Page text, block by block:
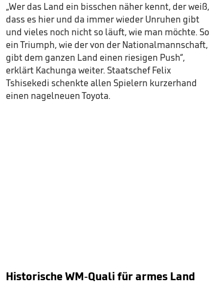
„Wer das Land ein bisschen näher kennt, der weiß,
dass es hier und da immer wieder Unruhen gibt
und vieles noch nicht so läuft, wie man möchte. So
ein Triumph, wie der von der Nationalmannschaft,
gibt dem ganzen Land einen riesigen Push“,
erklärt Kachunga weiter. Staatschef Felix
Tshisekedi schenkte allen Spielern kurzerhand
einen nagelneuen Toyota.
Historische WM-Quali für armes Land